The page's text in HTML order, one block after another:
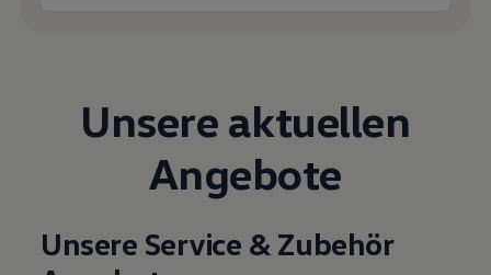
Unsere aktuellen
Angebote
Unsere Service & Zubehör